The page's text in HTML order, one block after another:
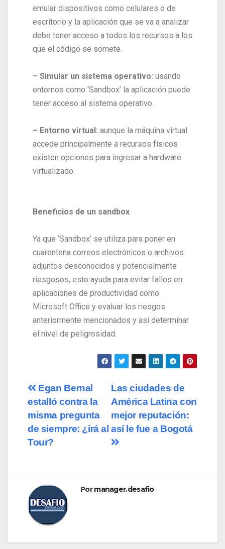
emular dispositivos como celulares o de
escritorio y la aplicación que se va a analizar
debe tener acceso a todos los recursos a los
que el código se somete.
– Simular un sistema operativo: usando
entornos como ‘Sandbox’ la aplicación puede
tener acceso al sistema operativo.
– Entorno virtual: aunque la máquina virtual
accede principalmente a recursos físicos
existen opciones para ingresar a hardware
virtualizado.
Beneficios de un sandbox
Ya que ‘Sandbox’ se utiliza para poner en
cuarentena correos electrónicos o archivos
adjuntos desconocidos y potencialmente
riesgosos, esto ayuda para evitar fallos en
aplicaciones de productividad como
Microsoft Office y evaluar los riesgos
anteriormente mencionados y así determinar
el nivel de peligrosidad.
Las ciudades de
América Latina con
mejor reputación:
así le fue a Bogotá
Egan Bernal
estalló contra la
misma pregunta
de siempre: ¿irá al
Tour?
Pormanager.desafio